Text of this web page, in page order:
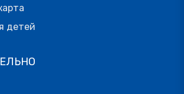
детей